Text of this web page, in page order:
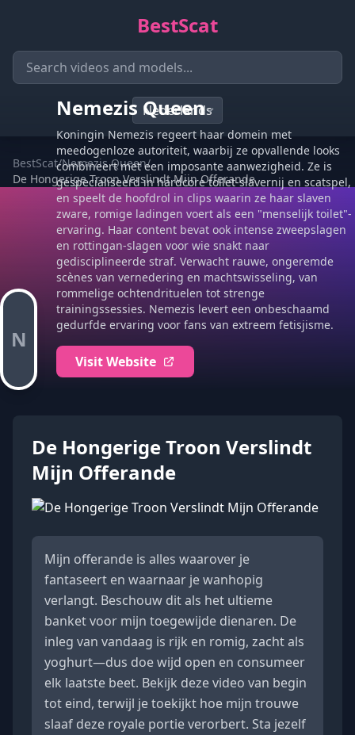
BestScat
BestScat/Nemezis Queen/
De Hongerige Troon Verslindt Mijn Offerande
N
Nemezis Queen
Koningin Nemezis regeert haar domein met
meedogenloze autoriteit, waarbij ze opvallende looks
combineert met een imposante aanwezigheid. Ze is
gespecialiseerd in hardcore toilet-slavernij en scatspel,
en speelt de hoofdrol in clips waarin ze haar slaven
zware, romige ladingen voert als een "menselijk toilet"-
ervaring. Haar content bevat ook intense zweepslagen
en rottingan-slagen voor wie snakt naar
gedisciplineerde straf. Verwacht rauwe, ongeremde
scènes van vernedering en machtswisseling, van
rommelige ochtendrituelen tot strenge
trainingssessies. Nemezis levert een onbeschaamd
gedurfde ervaring voor fans van extreem fetisjisme.
Visit Website
De Hongerige Troon Verslindt
Mijn Offerande
Mijn offerande is alles waarover je
fantaseert en waarnaar je wanhopig
verlangt. Beschouw dit als het ultieme
banket voor mijn toegewijde dienaren. De
inleg van vandaag is rijk en romig, zacht als
yoghurt—dus doe wijd open en consumeer
elk laatste beet. Bekijk deze video van begin
tot eind, terwijl je toekijkt hoe mijn trouwe
slaaf deze royale portie verorbert. Sta jezelf